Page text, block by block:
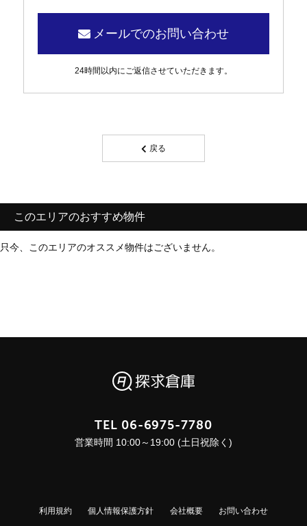
メールでのお問い合わせ
24時間以内にご返信させていただきます。
戻る
このエリアのおすすめ物件
只今、このエリアのオススメ物件はございません。
TEL 06-6975-7780
営業時間 10:00～19:00 (土日祝除く)
利用規約 個人情報保護方針 会社概要 お問い合わせ